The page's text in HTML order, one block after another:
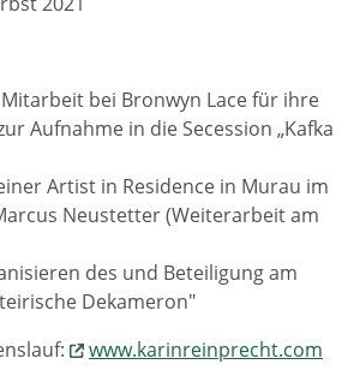
bei Bronwyn Lace für ihre
Aufnahme in die Secession „Kafka
Artist in Residence in Murau im
Neustetter (Weiterarbeit am
des und Beteiligung am
Dekameron"
www.karinreinprecht.com